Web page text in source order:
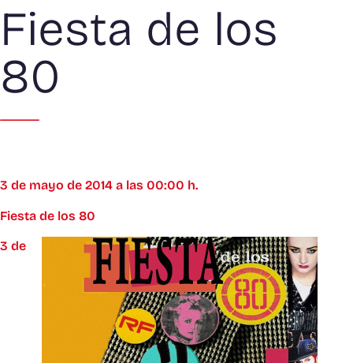
Fiesta de los
80
3 de mayo de 2014 a las 00:00 h.
Fiesta de los 80
3 de